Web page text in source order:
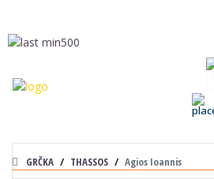
GRČKA THASSOS Agios Ioannis